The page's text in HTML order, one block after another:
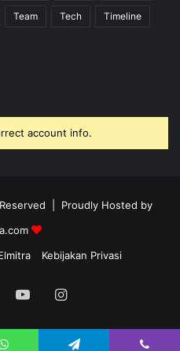
Team Tech Timeline
account info.
| Proudly Hosted by
Kebijakan Privasi
YouTubeInstagram